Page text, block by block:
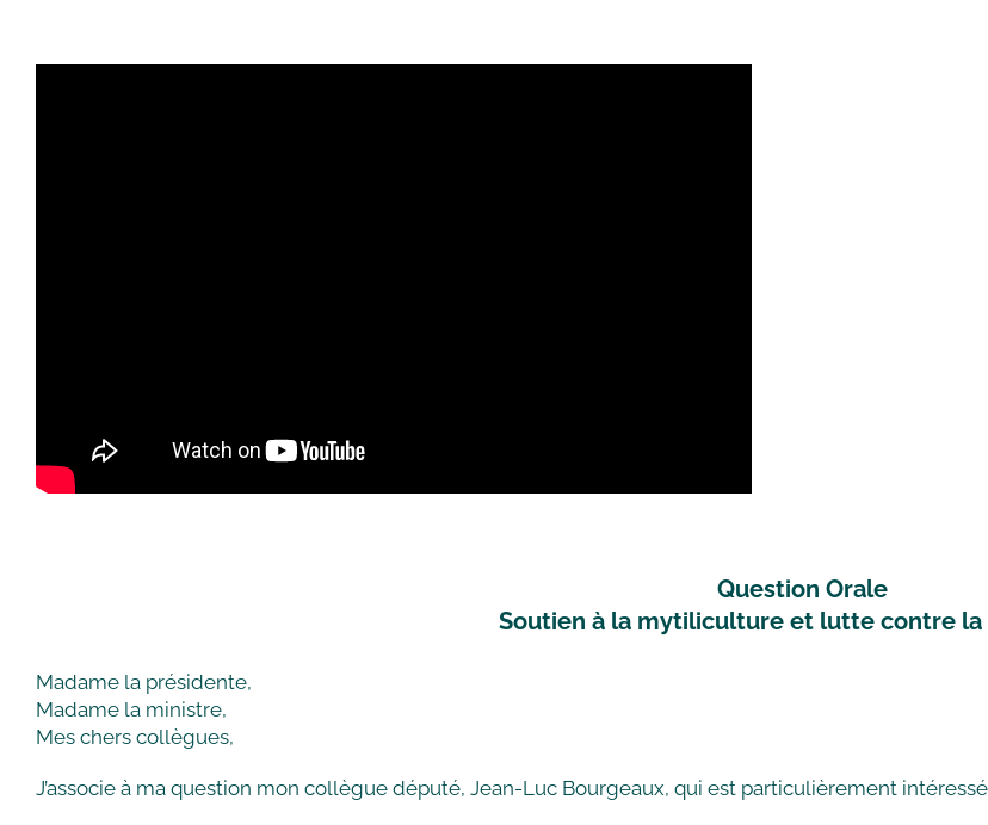
Question Orale
Soutien à la mytiliculture et lutte contre
Madame la présidente,
Madame la ministre,
Mes chers collègues,
J’associe à ma question mon collègue député, Jean-Luc Bourgeaux, qui est particulièrement